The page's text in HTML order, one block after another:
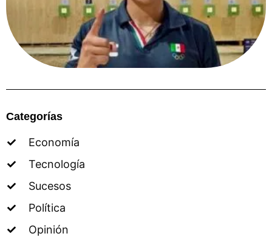
Categorías
Economía
Tecnología
Sucesos
Política
Opinión